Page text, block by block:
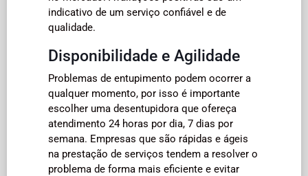
indicativo de um serviço confiável e de
qualidade.
Disponibilidade e Agilidade
Problemas de entupimento podem ocorrer a
qualquer momento, por isso é importante
escolher uma desentupidora que ofereça
atendimento 24 horas por dia, 7 dias por
semana. Empresas que são rápidas e ágeis
na prestação de serviços tendem a resolver o
problema de forma mais eficiente e evitar